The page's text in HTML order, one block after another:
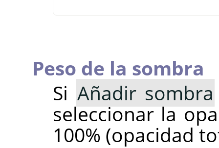
Peso de la sombra
Si Añadir sombra
seleccionar la
100% (opacidad